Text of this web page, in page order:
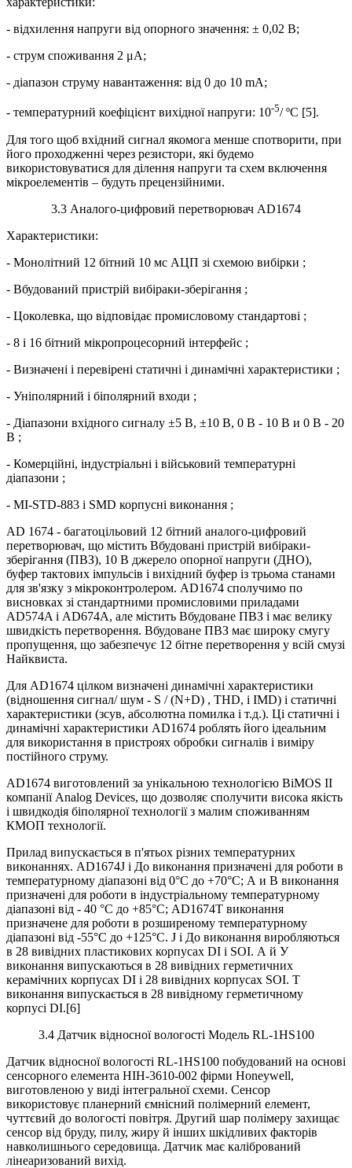
- відхилення напруги від опорного значення: ± 0,02 В;
- струм споживання 2 μА;
- діапазон струму навантаження: від 0 до 10 mА;
- температурний коефіцієнт вихідної напруги: 10-5/ ºС [5].
Для того щоб вхідний сигнал якомога менше спотворити, при
його проходженні через резистори, які будемо
використовуватися для ділення напруги та схем включення
мікроелементів – будуть прецензійними.
3.3 Аналого-цифровий перетворювач АD1674
Характеристики:
- Монолітний 12 бітний 10 мс АЦП зі схемою вибірки ;
- Вбудований пристрій вибіраки-зберігання ;
- Цоколевка, що відповідає промисловому стандартові ;
- 8 і 16 бітний мікропроцесорний інтерфейс ;
- Визначені і перевірені статичні і динамічні характеристики ;
- Уніполярний і біполярний входи ;
- Діапазони вхідного сигналу ±5 В, ±10 В, 0 В - 10 В и 0 В - 20
В ;
- Комерційні, індустріальні і військовий температурні
діапазони ;
- MІ-STD-883 і SMD корпусні виконання ;
AD 1674 - багатоцільовий 12 бітний аналого-цифровий
перетворювач, що містить Вбудовані пристрій вибіраки-
зберігання (ПВЗ), 10 В джерело опорної напруги (ДНО),
буфер тактових імпульсів і вихідний буфер із трьома станами
для зв'язку з мікроконтролером. AD1674 сполучимо по
висновках зі стандартними промисловими приладами
AD574A і AD674A, але містить Вбудоване ПВЗ і має велику
швидкість перетворення. Вбудоване ПВЗ має широку смугу
пропущення, що забезпечує 12 бітне перетворення у всій смузі
Найквиста.
Для AD1674 цілком визначені динамічні характеристики
(відношення сигнал/ шум - S / (N+D) , THD, і ІMD) і статичні
характеристики (зсув, абсолютна помилка і т.д.). Ці статичні і
динамічні характеристики AD1674 роблять його ідеальним
для використання в пристроях обробки сигналів і виміру
постійного струму.
AD1674 виготовлений за унікальною технологією BіMOS ІІ
компанії Analog Devіces, що дозволяє сполучити висока якість
і швидкодія біполярної технології з малим споживанням
КМОП технології.
Прилад випускається в п'ятьох різних температурних
виконаннях. AD1674J і До виконання призначені для роботи в
температурному діапазоні від 0°С до +70°С; А и В виконання
призначені для роботи в індустріальному температурному
діапазоні від - 40 °С до +85°С; AD1674T виконання
призначене для роботи в розширеному температурному
діапазоні від -55°С до +125°С. J і До виконання виробляються
в 28 вивідних пластикових корпусах DІ і SOІ. А й У
виконання випускаються в 28 вивідних герметичних
керамічних корпусах DІ і 28 вивідних корпусах SOІ. T
виконання випускається в 28 вивідному герметичному
корпусі DІ.[6]
3.4 Датчик відносної вологості Модель RL-1HS100
Датчик відносної вологості RL-1HS100 побудований на основі
сенсорного елемента HІН-3610-002 фірми Honeywell,
виготовленою у виді інтегральної схеми. Сенсор
використовує планерний ємнісний полімерний елемент,
чуттєвий до вологості повітря. Другий шар полімеру захищає
сенсор від бруду, пилу, жиру й інших шкідливих факторів
навколишнього середовища. Датчик має калібрований
лінеаризований вихід.